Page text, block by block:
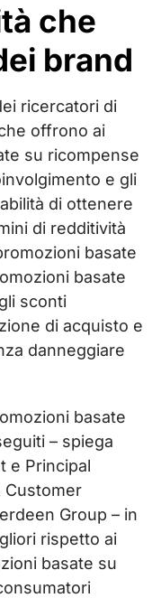
che
brand
ricercatori di
offrono ai
su ricompense
e gli
di ottenere
di redditività
basate
basate
sconti
di acquisto e
danneggiare
basate
– spiega
e Principal
Customer
Group – in
rispetto ai
basate su